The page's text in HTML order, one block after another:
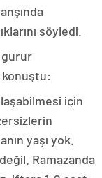
söyledi.
gurur
için
yaşı yok.
Ramazanda